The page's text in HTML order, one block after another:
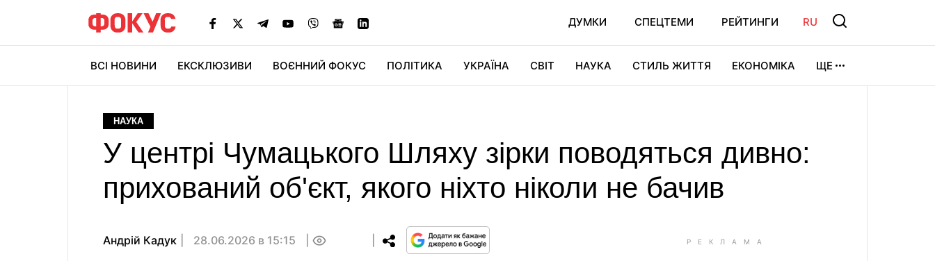
ДУМКИ СПЕЦТЕМИ РЕЙТИНГИ RU
ВСІ НОВИНИ ЕКСКЛЮЗИВИ ВОЄННИЙ ФОКУС ПОЛІТИКА УКРАЇНА СВІТ НАУКА СТИЛЬ ЖИТТЯ ЕКОНОМІКА ЩЕ
НАУКА
У центрі Чумацького Шляху зірки поводяться дивно:
прихований об'єкт, якого ніхто ніколи не бачив
Андрій Кадук 28.06.2026 в 15:15